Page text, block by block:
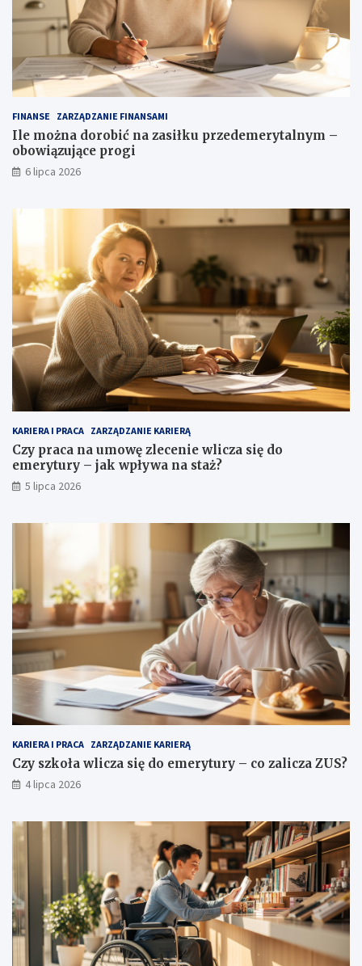
FINANSE ZARZĄDZANIE FINANSAMI
Ile można dorobić na zasiłku przedemerytalnym –
obowiązujące progi
6 lipca 2026
KARIERA I PRACA ZARZĄDZANIE KARIERĄ
Czy praca na umowę zlecenie wlicza się do
emerytury – jak wpływa na staż?
5 lipca 2026
KARIERA I PRACA ZARZĄDZANIE KARIERĄ
Czy szkoła wlicza się do emerytury – co zalicza ZUS?
4 lipca 2026